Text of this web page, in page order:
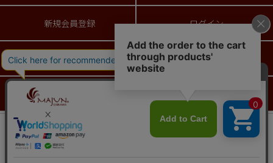
新規会員登録 ログイン
ショッピングガイド 送料とお支払い方法について
返品特約について
会員は325ポイント付与！
¥6,490税込